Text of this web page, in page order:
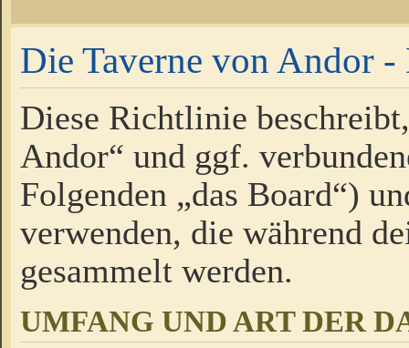
Die Taverne von Andor
Diese Richtlinie
Andor“ und ggf.
Folgenden „das Board“)
verwenden, die während
gesammelt werden.
UMFANG UND ART DER